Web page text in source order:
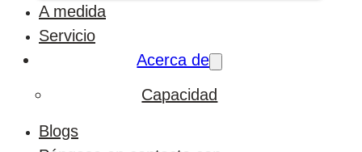
A medida
Servicio
Acerca de
Capacidad
Blogs